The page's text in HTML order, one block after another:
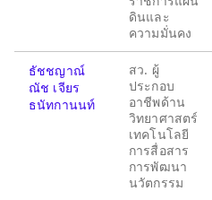
ดินและ
ความมั่นคง
ธัชชญาณ์
ณัช เจียร
ธนัทกานนท์
สว. ผู้
ประกอบ
อาชีพด้าน
วิทยาศาสตร์
เทคโนโลยี
การสื่อสาร
การพัฒนา
นวัตกรรม